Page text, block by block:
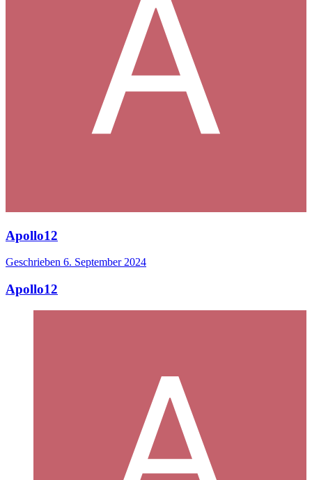
Apollo12
Geschrieben 6. September 2024
Apollo12